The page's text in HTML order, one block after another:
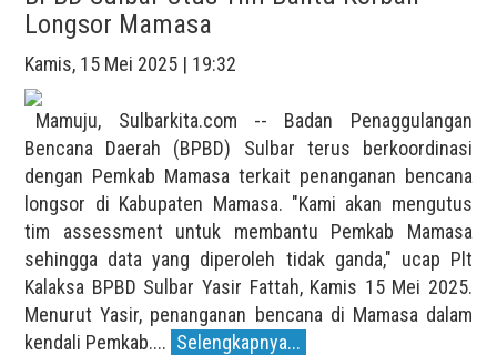
Longsor Mamasa
Kamis, 15 Mei 2025 | 19:32
Mamuju, Sulbarkita.com -- Badan Penaggulangan
Bencana Daerah (BPBD) Sulbar terus berkoordinasi
dengan Pemkab Mamasa terkait penanganan bencana
longsor di Kabupaten Mamasa. "Kami akan mengutus
tim assessment untuk membantu Pemkab Mamasa
sehingga data yang diperoleh tidak ganda," ucap Plt
Kalaksa BPBD Sulbar Yasir Fattah, Kamis 15 Mei 2025.
Menurut Yasir, penanganan bencana di Mamasa dalam
kendali Pemkab.... Selengkapnya...